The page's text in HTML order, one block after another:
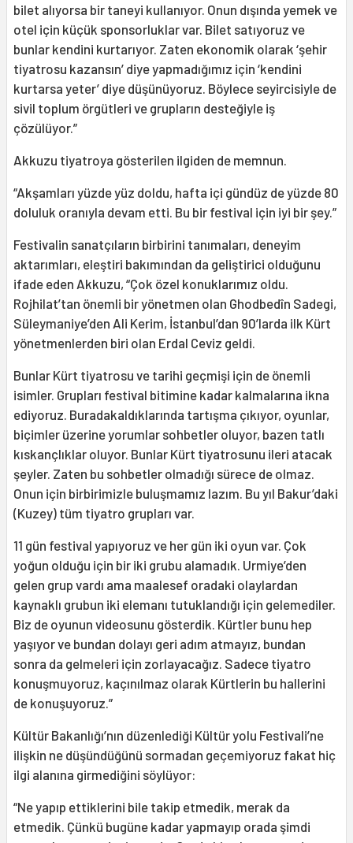
bilet alıyorsa bir taneyi kullanıyor. Onun dışında yemek ve
otel için küçük sponsorluklar var. Bilet satıyoruz ve
bunlar kendini kurtarıyor. Zaten ekonomik olarak ‘şehir
tiyatrosu kazansın’ diye yapmadığımız için ‘kendini
kurtarsa yeter’ diye düşünüyoruz. Böylece seyircisiyle de
sivil toplum örgütleri ve grupların desteğiyle iş
çözülüyor.”
Akkuzu tiyatroya gösterilen ilgiden de memnun.
“Akşamları yüzde yüz doldu, hafta içi gündüz de yüzde 80
doluluk oranıyla devam etti. Bu bir festival için iyi bir şey.”
Festivalin sanatçıların birbirini tanımaları, deneyim
aktarımları, eleştiri bakımından da geliştirici olduğunu
ifade eden Akkuzu, “Çok özel konuklarımız oldu.
Rojhilat’tan önemli bir yönetmen olan Ghodbedîn Sadegi,
Süleymaniye’den Ali Kerim, İstanbul’dan 90’larda ilk Kürt
yönetmenlerden biri olan Erdal Ceviz geldi.
Bunlar Kürt tiyatrosu ve tarihi geçmişi için de önemli
isimler. Grupları festival bitimine kadar kalmalarına ikna
ediyoruz. Buradakaldıklarında tartışma çıkıyor, oyunlar,
biçimler üzerine yorumlar sohbetler oluyor, bazen tatlı
kıskançlıklar oluyor. Bunlar Kürt tiyatrosunu ileri atacak
şeyler. Zaten bu sohbetler olmadığı sürece de olmaz.
Onun için birbirimizle buluşmamız lazım. Bu yıl Bakur’daki
(Kuzey) tüm tiyatro grupları var.
11 gün festival yapıyoruz ve her gün iki oyun var. Çok
yoğun olduğu için bir iki grubu alamadık. Urmiye’den
gelen grup vardı ama maalesef oradaki olaylardan
kaynaklı grubun iki elemanı tutuklandığı için gelemediler.
Biz de oyunun videosunu gösterdik. Kürtler bunu hep
yaşıyor ve bundan dolayı geri adım atmayız, bundan
sonra da gelmeleri için zorlayacağız. Sadece tiyatro
konuşmuyoruz, kaçınılmaz olarak Kürtlerin bu hallerini
de konuşuyoruz.”
Kültür Bakanlığı’nın düzenlediği Kültür yolu Festivali’ne
ilişkin ne düşündüğünü sormadan geçemiyoruz fakat hiç
ilgi alanına girmediğini söylüyor:
“Ne yapıp ettiklerini bile takip etmedik, merak da
etmedik. Çünkü bugüne kadar yapmayıp orada şimdi